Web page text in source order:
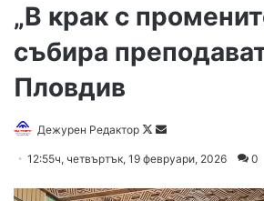
„В крак с
събира
Пловдив
Дежурен Редактор
Follow
Send
12:55ч, четвъртък, 19 февруари, 2026 0